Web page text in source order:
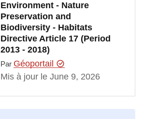
Environment - Nature
Preservation and
Biodiversity - Habitats
Directive Article 17 (Period
2013 - 2018)
Par Géoportail
Mis à jour le June 9, 2026